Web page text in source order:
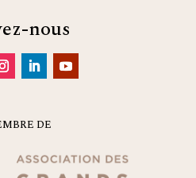
nous
DE